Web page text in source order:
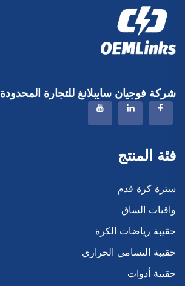
شركة فوجيان سايبلانغ للتجارة المحدودة
فئة المنتج
سترة كرة قدم
واقيات الساق
حقيبة رياضات الكرة
حقيبة التسامي الحراري
حقيبة أدوات